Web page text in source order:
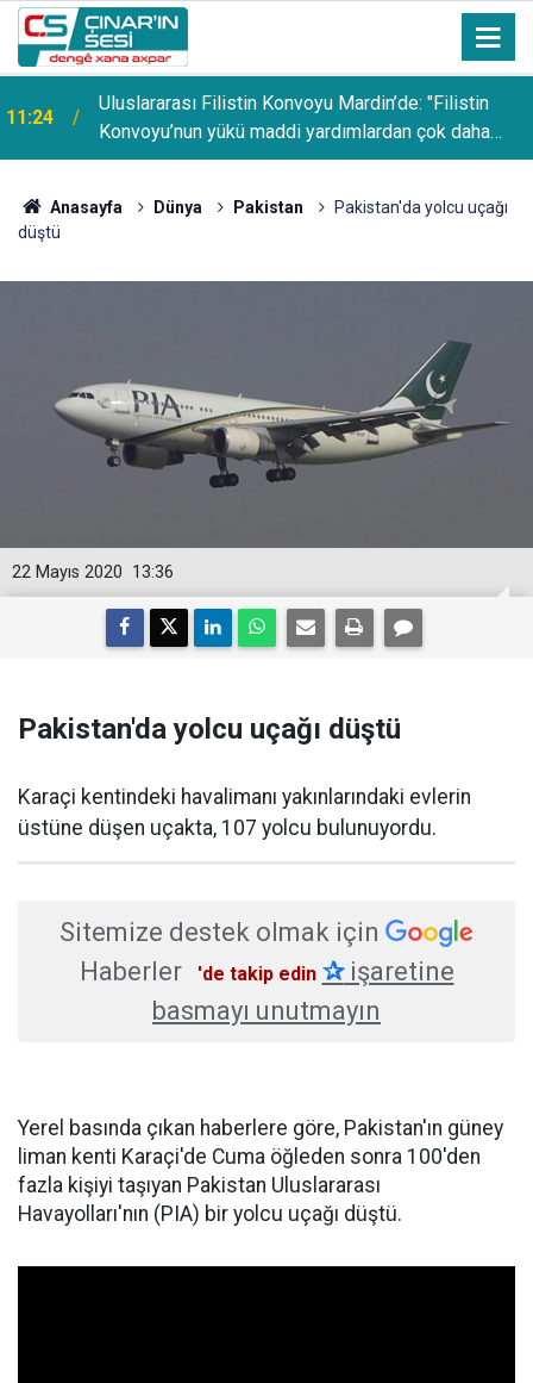
11:24
Uluslararası Filistin Konvoyu Mardin’de: "Filistin
Konvoyu’nun yükü maddi yardımlardan çok daha
ağırdır"
Anasayfa Dünya Pakistan
Pakistan'da yolcu uçağı
düştü
13:36
22 Mayıs 2020
Pakistan'da yolcu uçağı düştü
Karaçi kentindeki havalimanı yakınlarındaki evlerin
üstüne düşen uçakta, 107 yolcu bulunuyordu.
Sitemize destek olmak için
Haberler
'de takip edin ✰işaretine
basmayı unutmayın
Yerel basında çıkan haberlere göre, Pakistan'ın güney
liman kenti Karaçi'de Cuma öğleden sonra 100'den
fazla kişiyi taşıyan Pakistan Uluslararası
Havayolları'nın (PIA) bir yolcu uçağı düştü.